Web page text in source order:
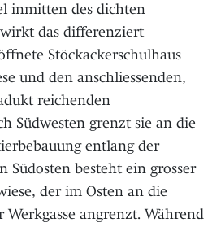
inmitten des dichten
das differenziert
Stöckackerschulhaus
und den anschliessenden,
reichenden
Südwesten grenzt sie an die
entlang der
Südosten besteht ein grosser
der im Osten an die
Werkgasse angrenzt. Während